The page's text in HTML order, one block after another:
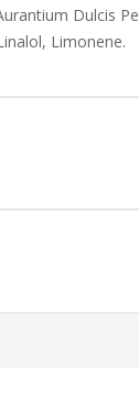
Dulcis
Limonene.